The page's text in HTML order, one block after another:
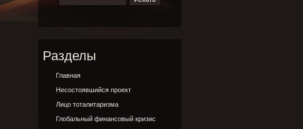
Разделы
Главная
Несостоявшийся проект
Лицо тоталитаризма
Глобальный финансовый кризис